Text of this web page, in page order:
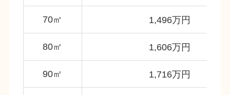
70㎡ 1,496万円
80㎡ 1,606万円
90㎡ 1,716万円